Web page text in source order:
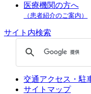
医療機関の方へ
（患者紹介のご案内）
サイト内検索
交通アクセス・駐
サイトマップ